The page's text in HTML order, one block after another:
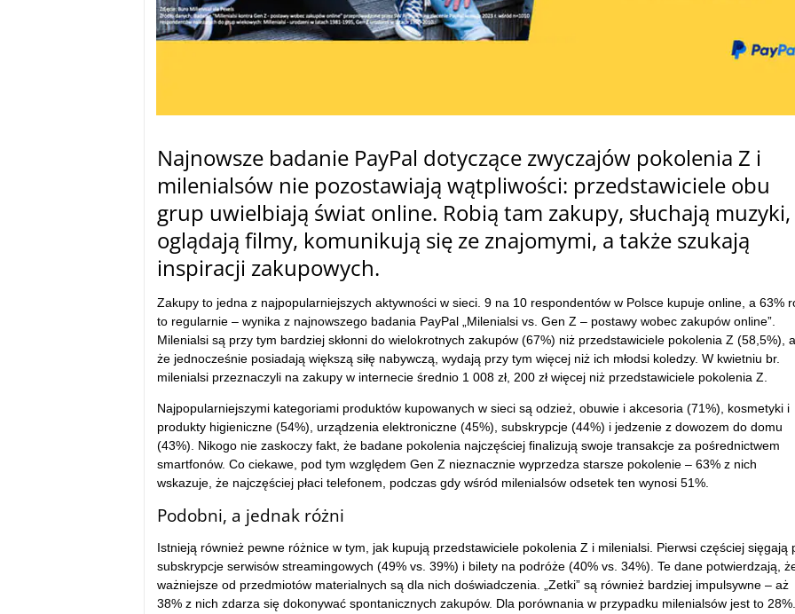
Najnowsze badanie PayPal dotyczące zwyczajów pokolenia Z i
milenialsów nie pozostawiają wątpliwości: przedstawiciele obu
grup uwielbiają świat online. Robią tam zakupy, słuchają muzyki,
oglądają filmy, komunikują się ze znajomymi, a także szukają
inspiracji zakupowych.
Zakupy to jedna z najpopularniejszych aktywności w sieci. 9 na 10 respondentów w Polsce kupuje online, a 63%
to regularnie – wynika z najnowszego badania PayPal „Milenialsi vs. Gen Z – postawy wobec zakupów online”.
Milenialsi są przy tym bardziej skłonni do wielokrotnych zakupów (67%) niż przedstawiciele pokolenia Z (58,5%), a
że jednocześnie posiadają większą siłę nabywczą, wydają przy tym więcej niż ich młodsi koledzy. W kwietniu br.
milenialsi przeznaczyli na zakupy w internecie średnio 1 008 zł, 200 zł więcej niż przedstawiciele pokolenia Z.
Najpopularniejszymi kategoriami produktów kupowanych w sieci są odzież, obuwie i akcesoria (71%), kosmetyki i
produkty higieniczne (54%), urządzenia elektroniczne (45%), subskrypcje (44%) i jedzenie z dowozem do domu
(43%). Nikogo nie zaskoczy fakt, że badane pokolenia najczęściej finalizują swoje transakcje za pośrednictwem
smartfonów. Co ciekawe, pod tym względem Gen Z nieznacznie wyprzedza starsze pokolenie – 63% z nich
wskazuje, że najczęściej płaci telefonem, podczas gdy wśród milenialsów odsetek ten wynosi 51%.
Podobni, a jednak różni
Istnieją również pewne różnice w tym, jak kupują przedstawiciele pokolenia Z i milenialsi. Pierwsi częściej sięgają
subskrypcje serwisów streamingowych (49% vs. 39%) i bilety na podróże (40% vs. 34%). Te dane potwierdzają,
ważniejsze od przedmiotów materialnych są dla nich doświadczenia. „Zetki” są również bardziej impulsywne – aż
38% z nich zdarza się dokonywać spontanicznych zakupów. Dla porównania w przypadku milenialsów jest to 28%.